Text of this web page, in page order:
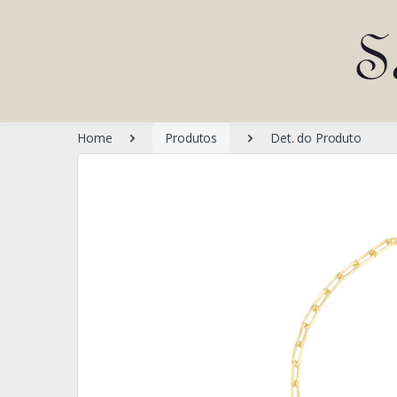
Home Produtos Det. do Produto